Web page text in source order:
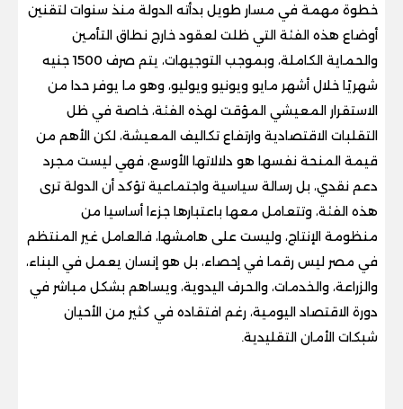
خطوة مهمة في مسار طويل بدأته الدولة منذ سنوات لتقنين
أوضاع هذه الفئة التي ظلت لعقود خارج نطاق التأمين
والحماية الكاملة، وبموجب التوجيهات، يتم صرف 1500 جنيه
شهريًا خلال أشهر مايو ويونيو ويوليو، وهو ما يوفر حدا من
الاستقرار المعيشي المؤقت لهذه الفئة، خاصة في ظل
التقلبات الاقتصادية وارتفاع تكاليف المعيشة، لكن الأهم من
قيمة المنحة نفسها هو دلالاتها الأوسع، فهي ليست مجرد
دعم نقدي، بل رسالة سياسية واجتماعية تؤكد أن الدولة ترى
هذه الفئة، وتتعامل معها باعتبارها جزءا أساسيا من
منظومة الإنتاج، وليست على هامشها، فالعامل غير المنتظم
في مصر ليس رقما في إحصاء، بل هو إنسان يعمل في البناء،
والزراعة، والخدمات، والحرف اليدوية، ويساهم بشكل مباشر في
دورة الاقتصاد اليومية، رغم افتقاده في كثير من الأحيان
شبكات الأمان التقليدية.